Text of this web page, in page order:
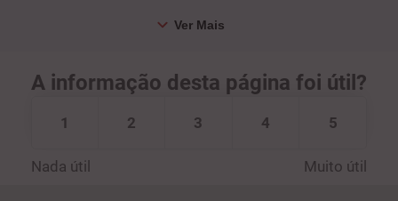
A informação desta página foi útil?
Nada útil
1 2 3 4 5
Muito útil